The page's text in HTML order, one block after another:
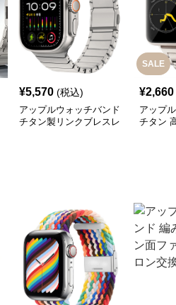
¥5,570 (税込)
アップルウォッチバンド
チタン製リンクブレスレ
SALE
¥2,660
アップ
チタン